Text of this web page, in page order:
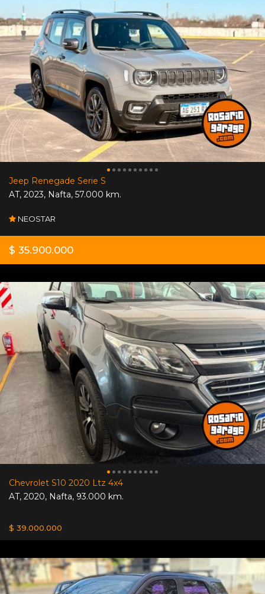
Jeep Renegade Serie S
AT, 2023, Nafta, 57.000 km.
NEOSTAR
$ 35.900.000
Chevrolet S10 2020 Ltz 4x4
AT, 2020, Nafta, 93.000 km.
$ 39.000.000